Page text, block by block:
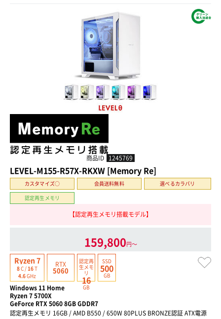
商品ID 1245769
LEVEL-M155-R57X-RKXW [Memory Re]
カスタマイズ○ 会員送料無料
選べるカラバリ
認定再生メモリ
【認定再生メモリ搭載モデル】
159,800円〜
Ryzen 7
8C /16T
4.6GHz
RTX
5060
認定再
生 メモ
リ
16
GB
SSD
500
GB
Windows 11 Home
Ryzen 7 5700X
GeForce RTX 5060 8GB GDDR7
認定再生メモリ 16GB / AMD B550 / 650W 80PLUS BRONZE認証 ATX電源